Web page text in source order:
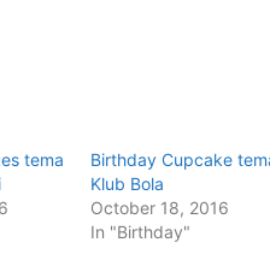
tema
Birthday Cupcake
Klub Bola
October 18, 2016
In "Birthday"